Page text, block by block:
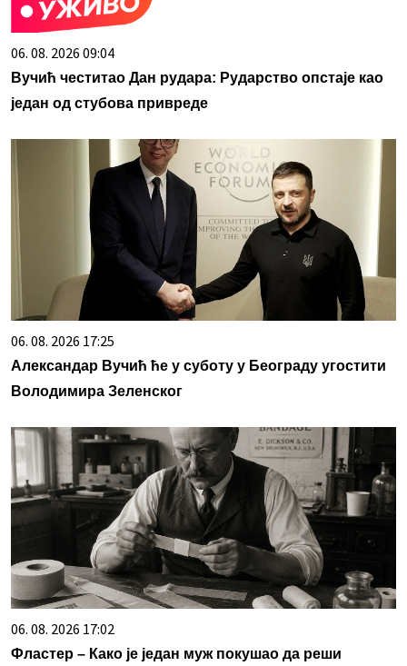
06. 08. 2026 09:04
Вучић честитао Дан рудара: Рударство опстаје као
један од стубова привреде
06. 08. 2026 17:25
Александар Вучић ће у суботу у Београду угостити
Володимира Зеленског
06. 08. 2026 17:02
Фластер – Како је један муж покушао да реши